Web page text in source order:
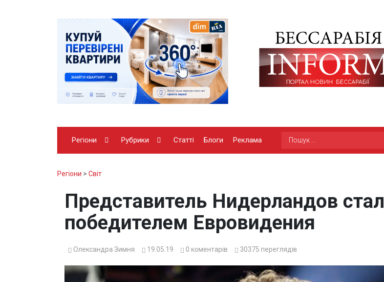
Регіони Рубрики Статті Блоги Реклама
Регіони > Світ
Представитель Нидерландов стал
победителем Евровидения
Олександра Зимня 19.05.19 0 коментарів 30375 переглядів